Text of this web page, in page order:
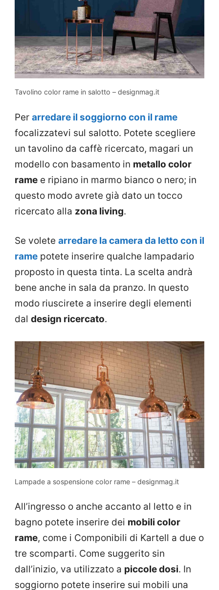
Tavolino color rame in salotto – designmag.it
Per arredare il soggiorno con il rame
focalizzatevi sul salotto. Potete scegliere
un tavolino da caffè ricercato, magari un
modello con basamento in metallo color
rame e ripiano in marmo bianco o nero; in
questo modo avrete già dato un tocco
ricercato alla zona living.
Se volete arredare la camera da letto con il
rame potete inserire qualche lampadario
proposto in questa tinta. La scelta andrà
bene anche in sala da pranzo. In questo
modo riuscirete a inserire degli elementi
dal design ricercato.
Lampade a sospensione color rame – designmag.it
All’ingresso o anche accanto al letto e in
bagno potete inserire dei mobili color
rame, come i Componibili di Kartell a due o
tre scomparti. Come suggerito sin
dall’inizio, va utilizzato a piccole dosi. In
soggiorno potete inserire sui mobili una